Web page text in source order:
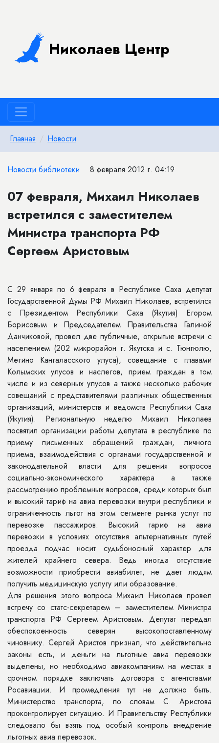
Николаев Центр
Главная Новости
Новости библиотеки 8 февраля 2012 г. 04:19
07 февраля, Михаил Николаев
встретился с заместителем
Министра транспорта РФ
Сергеем Аристовым
С 29 января по 6 февраля в Республике Саха депутат
Государственной Думы РФ Михаил Николаев, встретился
с Президентом Республики Саха (Якутия) Егором
Борисовым и Председателем Правительства Галиной
Данчиковой, провел две публичные, открытые встречи с
населением (202 микрорайон г. Якутска и с. Тюнгюлю,
Мегино Кангаласского улуса), совещание с главами
Колымских улусов и наслегов, прием граждан в том
числе и из северных улусов а также несколько рабочих
совещаний с представителями различных общественных
организаций, министерств и ведомств Республики Саха
(Якутия). Региональную неделю Михаил Николаев
посвятил организации работы депутата в республике по
приему письменных обращений граждан, личного
приема, взаимодействия с органами государственной и
законодательной власти для решения вопросов
социально-экономического характера а также
рассмотрению проблемных вопросов, среди которых был
и высокий тариф на авиа перевозки внутри республики и
ограниченность льгот на этом сегменте рынка услуг по
перевозке пассажиров. Высокий тариф на авиа
перевозки в условиях отсутствия альтернативных путей
проезда подчас носит судьбоносный характер для
жителей крайнего севера. Ведь иногда отсутствие
возможности приобрести авиабилет, не дает людям
получить медицинскую услугу или образование.
Для решения этого вопроса Михаил Николаев провел
встречу со статс-секретарем – заместителем Министра
транспорта РФ Сергеем Аристовым. Депутат передал
обеспокоенность северян высокопоставленному
чиновнику. Сергей Аристов признал, что действительно
законы есть, и деньги на льготные авиа перевозки
выделены, но необходимо авиакомпаниям на местах в
срочном порядке заключать договора с агентствами
Росавиации. И промедления тут не должно быть.
Министерство транспорта, по словам С. Аристова
проконтролирует ситуацию. И Правительству Республики
следовало бы взять под особый контроль внедрение
льготных авиа перевозок.